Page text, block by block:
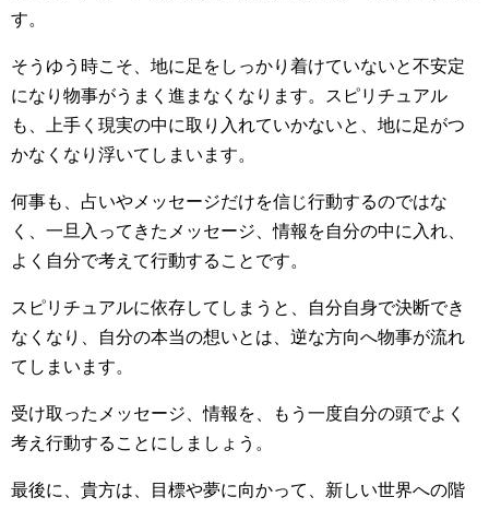
す。
そうゆう時こそ、地に足をしっかり着けていないと不安定
になり物事がうまく進まなくなります。スピリチュアル
も、上手く現実の中に取り入れていかないと、地に足がつ
かなくなり浮いてしまいます。
何事も、占いやメッセージだけを信じ行動するのではな
く、一旦入ってきたメッセージ、情報を自分の中に入れ、
よく自分で考えて行動することです。
スピリチュアルに依存してしまうと、自分自身で決断でき
なくなり、自分の本当の想いとは、逆な方向へ物事が流れ
てしまいます。
受け取ったメッセージ、情報を、もう一度自分の頭でよく
考え行動することにしましょう。
最後に、貴方は、目標や夢に向かって、新しい世界への階